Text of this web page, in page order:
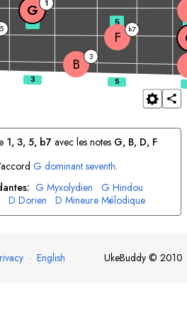
B 3
5 F b7
G 1
3 5
1, 3, 5, b7 avec les notes G, B, D, F
G dominant seventh.
G Myxolydien G Hindou
D Dorien D Mineure Mélodique
F Lydien
· English UkeBuddy © 2010